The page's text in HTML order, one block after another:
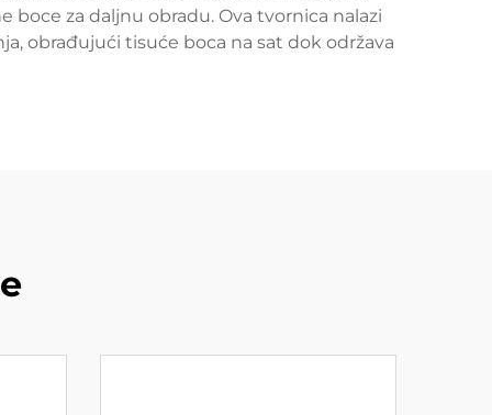
za daljnu obradu. Ova tvornica nalazi
obrađujući tisuće boca na sat dok održava